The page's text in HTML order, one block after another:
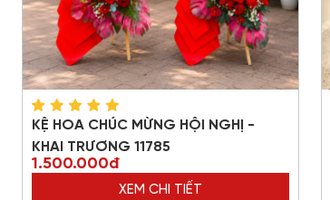
KỆ HOA CHÚC MỪNG HỘI NGHỊ -
KHAI TRƯƠNG 11785
1.500.000đ
XEM CHI TIẾT